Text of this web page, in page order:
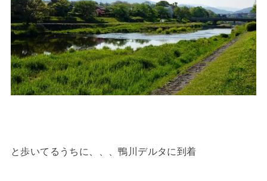
と歩いてるうちに、、、鴨川デルタに到着